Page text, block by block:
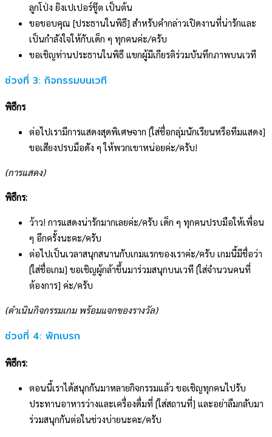
ลูกโป่ง ยิงเปเปอร์ชู๊ต เป็นต้น
ขอขอบคุณ [ประธานในพิธี] สำหรับคำกล่าวเปิดงานที่น่ารักและ
เป็นกำลังใจให้กับเด็ก ๆ ทุกคนค่ะ/ครับ
ขอเชิญท่านประธานในพิธี แขกผู้มีเกียรติร่วมบันทึกภาพบนเวที
ช่วงที่ 3: กิจกรรมบนเวที
พิธีกร
ต่อไปเรามีการแสดงสุดพิเศษจาก [ใส่ชื่อกลุ่มนักเรียนหรือทีมแสดง]
ขอเสียงปรบมือดัง ๆ ให้พวกเขาหน่อยค่ะ/ครับ!
(การแสดง)
พิธีกร:
ว้าว! การแสดงน่ารักมากเลยค่ะ/ครับ เด็ก ๆ ทุกคนปรบมือให้เพื่อน
ๆ อีกครั้งนะคะ/ครับ
ต่อไปเป็นเวลาสนุกสนานกับเกมแรกของเราค่ะ/ครับ เกมนี้มีชื่อว่า
[ใส่ชื่อเกม] ขอเชิญผู้กล้าขึ้นมาร่วมสนุกบนเวที [ใส่จำนวนคนที่
ต้องการ] ค่ะ/ครับ
(ดำเนินกิจกรรมเกม พร้อมแจกของรางวัล)
ช่วงที่ 4: พักเบรก
พิธีกร:
ตอนนี้เราได้สนุกกันมาหลายกิจกรรมแล้ว ขอเชิญทุกคนไปรับ
ประทานอาหารว่างและเครื่องดื่มที่ [ใส่สถานที่] และอย่าลืมกลับมา
ร่วมสนุกกันต่อในช่วงบ่ายนะคะ/ครับ